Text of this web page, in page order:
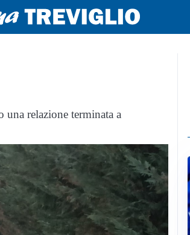
relazione terminata a